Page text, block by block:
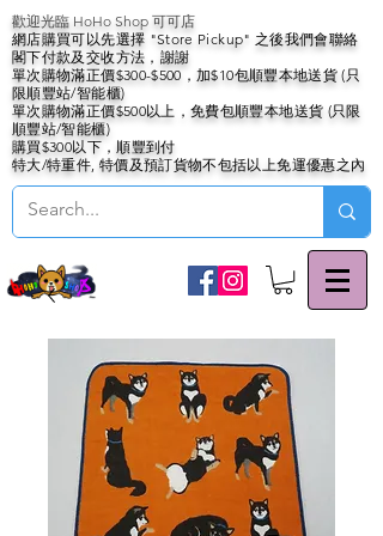
歡迎光臨 HoHo Shop 可可店
網店購買可以先選擇 "Store Pickup" 之後我們會聯絡
閣下付款及交收方法，謝謝
單次購物滿正價$300-$500，加$10包順豐本地送貨 (只
限順豐站/智能櫃)
單次購物滿正價$500以上，免費包順豐本地送貨 (只限
順豐站/智能櫃)
購買$300以下，順豐到付
特大/特重件, 特價及預訂貨物不包括以上免運優惠之內